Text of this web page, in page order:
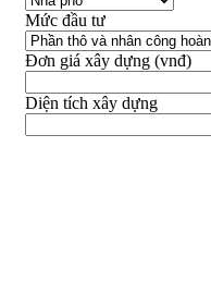
Mức đầu tư
Đơn giá xây dựng (vnđ)
Diện tích xây dựng